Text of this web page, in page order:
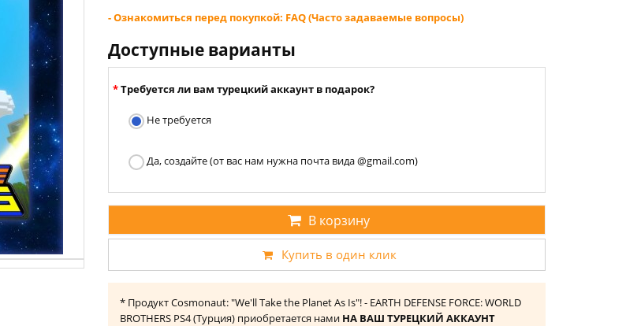
- Ознакомиться перед покупкой: FAQ (Часто задаваемые вопросы)
Доступные варианты
Требуется ли вам турецкий аккаунт в подарок?
Не требуется
Да, создайте (от вас нам нужна почта вида @gmail.com)
В корзину
Купить в один клик
* Продукт Cosmonaut: "We'll Take the Planet As Is"! - EARTH DEFENSE FORCE: WORLD
BROTHERS PS4 (Турция) приобретается нами НА ВАШ ТУРЕЦКИЙ АККАУНТ